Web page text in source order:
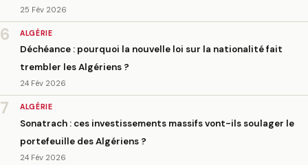
25 Fév 2026
6 ALGÉRIE
Déchéance : pourquoi la nouvelle loi sur la nationalité fait
trembler les Algériens ?
24 Fév 2026
7 ALGÉRIE
Sonatrach : ces investissements massifs vont-ils soulager le
portefeuille des Algériens ?
24 Fév 2026